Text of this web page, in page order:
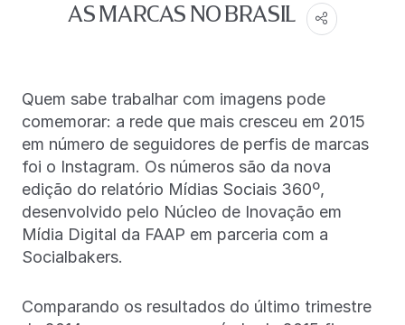
AS MARCAS NO BRASIL
Quem sabe trabalhar com imagens pode
comemorar: a rede que mais cresceu em 2015
em número de seguidores de perfis de marcas
foi o Instagram. Os números são da nova
edição do relatório Mídias Sociais 360º,
desenvolvido pelo Núcleo de Inovação em
Mídia Digital da FAAP em parceria com a
Socialbakers.
Comparando os resultados do último trimestre